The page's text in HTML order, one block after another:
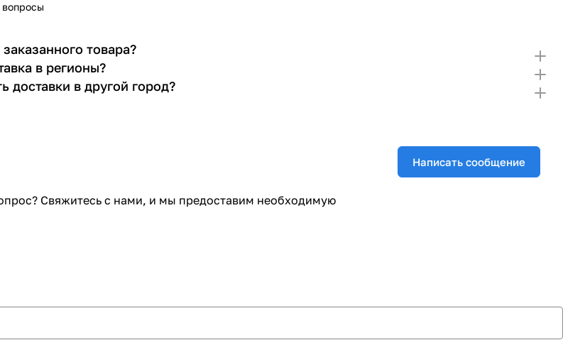
товара?
в регионы?
доставки в другой город?
Свяжитесь с нами, и мы предоставим необходимую
Написать сообщение